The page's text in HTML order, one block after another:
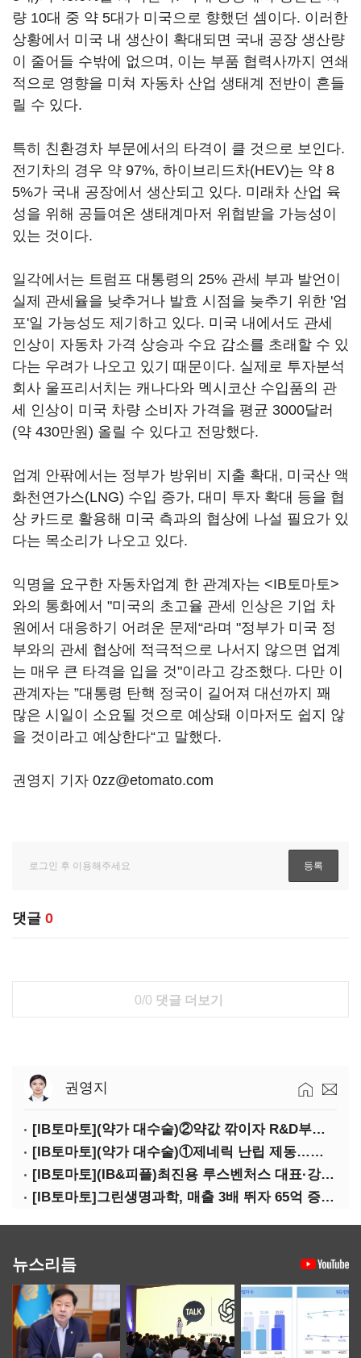
량 10대 중 약 5대가 미국으로 향했던 셈이다. 이러한
상황에서 미국 내 생산이 확대되면 국내 공장 생산량
이 줄어들 수밖에 없으며, 이는 부품 협력사까지 연쇄
적으로 영향을 미쳐 자동차 산업 생태계 전반이 흔들
릴 수 있다.
특히 친환경차 부문에서의 타격이 클 것으로 보인다.
전기차의 경우 약 97%, 하이브리드차(HEV)는 약 8
5%가 국내 공장에서 생산되고 있다. 미래차 산업 육
성을 위해 공들여온 생태계마저 위협받을 가능성이
있는 것이다.
일각에서는 트럼프 대통령의 25% 관세 부과 발언이
실제 관세율을 낮추거나 발효 시점을 늦추기 위한 '엄
포'일 가능성도 제기하고 있다. 미국 내에서도 관세
인상이 자동차 가격 상승과 수요 감소를 초래할 수 있
다는 우려가 나오고 있기 때문이다. 실제로 투자분석
회사 울프리서치는 캐나다와 멕시코산 수입품의 관
세 인상이 미국 차량 소비자 가격을 평균 3000달러
(약 430만원) 올릴 수 있다고 전망했다.
업계 안팎에서는 정부가 방위비 지출 확대, 미국산 액
화천연가스(LNG) 수입 증가, 대미 투자 확대 등을 협
상 카드로 활용해 미국 측과의 협상에 나설 필요가 있
다는 목소리가 나오고 있다.
익명을 요구한 자동차업계 한 관계자는 <IB토마토>
와의 통화에서 "미국의 초고율 관세 인상은 기업 차
원에서 대응하기 어려운 문제“라며 "정부가 미국 정
부와의 관세 협상에 적극적으로 나서지 않으면 업계
는 매우 큰 타격을 입을 것"이라고 강조했다. 다만 이
관계자는 ”대통령 탄핵 정국이 길어져 대선까지 꽤
많은 시일이 소요될 것으로 예상돼 이마저도 쉽지 않
을 것이라고 예상한다“고 말했다.
권영지 기자 0zz@etomato.com
댓글 0
0/0 댓글 더보기
권영지
[IB토마토](약가 대수술)②약값 깎이자 R&D부터 축소…제약업계 비상경영 돌입
[IB토마토](약가 대수술)①제네릭 난립 제동…중소 제약사 수익성 비상
[IB토마토](IB&피플)최진용 루스벤처스 대표·강승순 이사
[IB토마토]그린생명과학, 매출 3배 뛰자 65억 증설…상위 2곳 의존도 82%
뉴스리듬